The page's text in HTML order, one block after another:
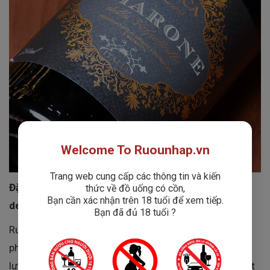
Đặc Điểm Nổi Bật Của Rượu Vang Rocca Amarone
della Valpolicella Classico
Rượu Vang
phân loại ở mức độ cao nhất DOCG, đảm bảo chất
lượng và nguồn gốc xuất xứ rõ ràng. Quy trình sản xuất
Welcome To Ruounhap.vn
Trang web cung cấp các thông tin và kiến
thức về đồ uống có cồn,
Bạn cần xác nhận trên 18 tuổi để xem tiếp.
Bạn đã đủ 18 tuổi ?